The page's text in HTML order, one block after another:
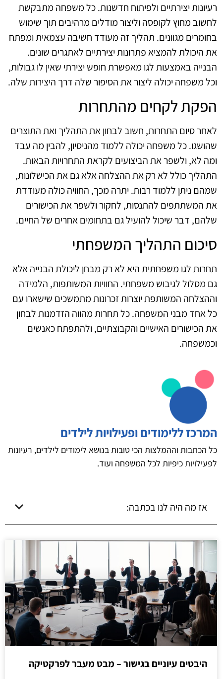
רעיונות יצירתיים ולפיתוח חדשנות. כל משפחה מתבקשת
לחשוב מחוץ לקופסה וליצור מודלים מרהיבים תוך שימוש
בחומרים מגוונים. תהליך זה מעודד חשיבה עצמאית ומפתח
את היכולת להמציא פתרונות יצירתיים לאתגרים שונים.
הבנייה באמצעות לגו מאפשרת חופש יצירתי שאין לו גבולות,
וכל משפחה יכולה ליצור את הסיפור שלה דרך היצירות שלה.
הפקת לקחים מהתחרות
לאחר סיום התחרות, חשוב לבחון את התהליך ואת התוצרים
שהושגו. כל משפחה יכולה ללמוד מהניסיון, להבין מה עבד
ומה לא, ולשפר את הביצועים לקראת התחרויות הבאות.
התהליך כולל לא רק את ההצלחה אלא גם את הכישלונות,
שמהם ניתן ללמוד רבות. יתרה מכך, החוויה כולה מעודדת
את המשתתפים להתנסות, לחקור ולשפר את הכישורים
שלהם, דבר שיכול להועיל גם בתחומים אחרים של החיים.
סיכום התהליך המשפחתי
תחרות לגו משפחתית היא לא רק מבחן ליכולת הבנייה אלא
גם מסלול לגיבוש משפחתי. החוויות המשותפות, הלמידה
וההצלחה המשותפת יוצרות זכרונות מתמשכים שישארו עם
כל אחד מבני המשפחה. כל תחרות מהווה הזדמנות לבחון
את הכישורים האישיים והקבוצתיים, ולהתפתח כאנשים
וכמשפחה.
המרכז ללימודים ופעילויות לילדים
כל הכתבות וההמלצות הכי טובות בנושא לימודים לילדים, רעיונות
לפעילויות כיפיות לכל המשפחה ועוד.
אז מה היה לנו בכתבה:
היבטים עיוניים בגישור – מבט מעבר לפרקטיקה